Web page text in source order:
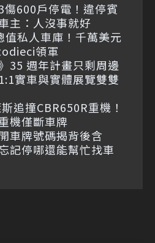
傷600戶停電！違停賓
主：人沒事就好
值私人車庫！千萬美元
領軍
35 週年計畫只剩周邊
實車與實體展覽雙雙
追撞CBR650R重機！
機僅斷車牌
車牌號碼揭背後含
記停哪還能幫忙找車